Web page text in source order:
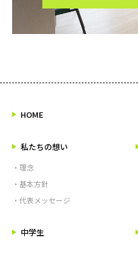
HOME
私たちの想い
・理念
・基本方針
・代表メッセージ
中学生